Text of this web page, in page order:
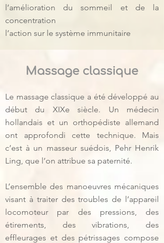
l’amélioration du sommeil et de la
concentration
l’action sur le système immunitaire
Massage classique
Le massage classique a été développé au
début du XIXe siècle. Un médecin
hollandais et un orthopédiste allemand
ont approfondi cette technique. Mais
c’est à un masseur suédois, Pehr Henrik
Ling, que l’on attribue sa paternité.
L’ensemble des manoeuvres mécaniques
visant à traiter des troubles de l’appareil
locomoteur par des pressions, des
étirements, des vibrations, des
effleurages et des pétrissages compose